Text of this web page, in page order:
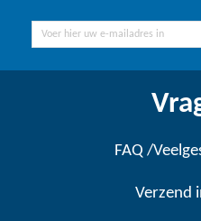
FAQ /
Verzend